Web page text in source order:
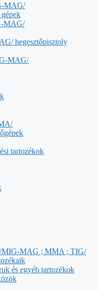
MAG/
MAG/
hegesztőpisztoly
MAG/
tartozékok
/MIG-MAG ; MMA ; TIG/
és egyéb tartozékok